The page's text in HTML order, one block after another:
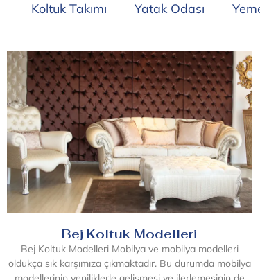
Koltuk Takımı Yatak Odası
Bej Koltuk Modelleri
Bej Koltuk Modelleri Mobilya ve mobilya modelleri
oldukça sık karşımıza çıkmaktadır. Bu durumda mobilya